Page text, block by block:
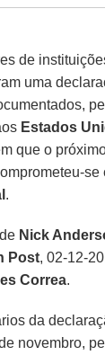
de
uma
Estados
que o
se
.
Nick
Post, 02-12-
Correa.
da
novembro,